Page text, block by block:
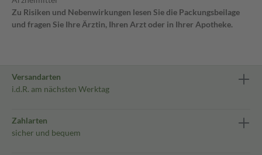
Zu Risiken und Nebenwirkungen lesen Sie die Packungsbeilage
und fragen Sie Ihre Ärztin, Ihren Arzt oder in Ihrer Apotheke.
Versandarten
i.d.R. am nächsten Werktag
Zahlarten
sicher und bequem